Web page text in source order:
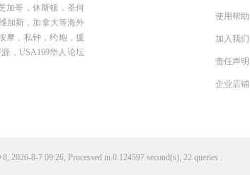
加哥，休斯顿，圣何
加斯，加拿大等海外
摩，私钟，约炮，援
，USA169华人论坛
使用帮助
加入我们
责任声明
企业店铺
2026-8-7 09:26, Processed in 0.124597 second(s), 22 queries .